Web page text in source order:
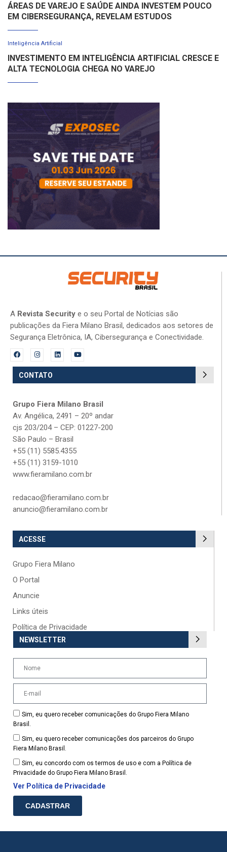
ÁREAS DE VAREJO E SAÚDE AINDA INVESTEM POUCO
EM CIBERSEGURANÇA, REVELAM ESTUDOS
Inteligência Artificial
INVESTIMENTO EM INTELIGÊNCIA ARTIFICIAL CRESCE E
ALTA TECNOLOGIA CHEGA NO VAREJO
A Revista Security e o seu Portal de Notícias são
publicações da Fiera Milano Brasil, dedicados aos setores de
Segurança Eletrônica, IA, Cibersegurança e Conectividade.
CONTATO
Grupo Fiera Milano Brasil
Av. Angélica, 2491 – 20º andar
cjs 203/204 – CEP: 01227-200
São Paulo – Brasil
+55 (11) 5585.4355
+55 (11) 3159-1010
www.fieramilano.com.br
redacao@fieramilano.com.br
anuncio@fieramilano.com.br
ACESSE
Grupo Fiera Milano
O Portal
Anuncie
Links úteis
Política de Privacidade
NEWSLETTER
Sim, eu quero receber comunicações do Grupo Fiera Milano
Brasil.
Sim, eu quero receber comunicações dos parceiros do Grupo
Fiera Milano Brasil.
Sim, eu concordo com os termos de uso e com a Política de
Privacidade do Grupo Fiera Milano Brasil.
Ver Política de Privacidade
CADASTRAR